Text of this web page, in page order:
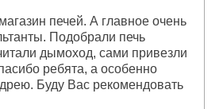
печей. А главное очень
Подобрали печь
дымоход, сами привезли
ребята, а особенно
Буду Вас рекомендовать